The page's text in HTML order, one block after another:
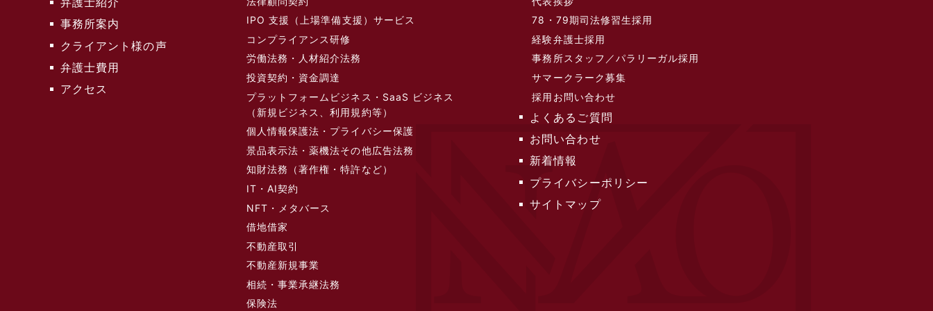
事務所案内
クライアント様の声
弁護士費用
アクセス
IPO 支援（上場準備支援）サービス
コンプライアンス研修
労働法務・人材紹介法務
投資契約・資金調達
プラットフォームビジネス・SaaS ビジネス
（新規ビジネス、利用規約等）
個人情報保護法・プライバシー保護
景品表示法・薬機法その他広告法務
知財法務（著作権・特許など）
IT・AI契約
NFT・メタバース
借地借家
不動産取引
不動産新規事業
相続・事業承継法務
保険法
78・79期司法修習生採用
経験弁護士採用
事務所スタッフ／パラリーガル採用
サマークラーク募集
採用お問い合わせ
よくあるご質問
お問い合わせ
新着情報
プライバシーポリシー
サイトマップ